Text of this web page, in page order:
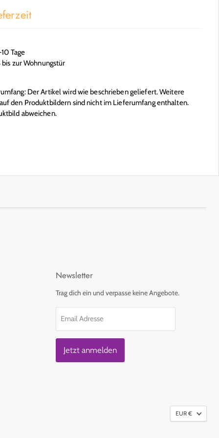
Tage
zur Wohnungstür
Der Artikel wird wie beschrieben geliefert. Weitere
den Produktbildern sind nicht im Lieferumfang enthalten.
abweichen.
Newsletter
Trag dich ein und verpasse keine Angebote.
Email Adresse
Jetzt anmelden
EUR €